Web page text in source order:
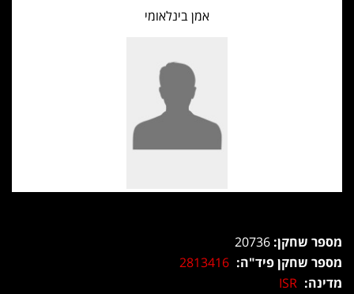
אמן בינלאומי
מספר שחקן:
מספר שחקן פיד"ה: 2813416
מדינה: ISR